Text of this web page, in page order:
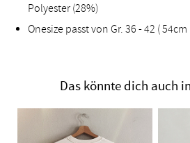
Polyester (28%)
Onesize passt von Gr. 36 - 42 (
Das könnte dich auch